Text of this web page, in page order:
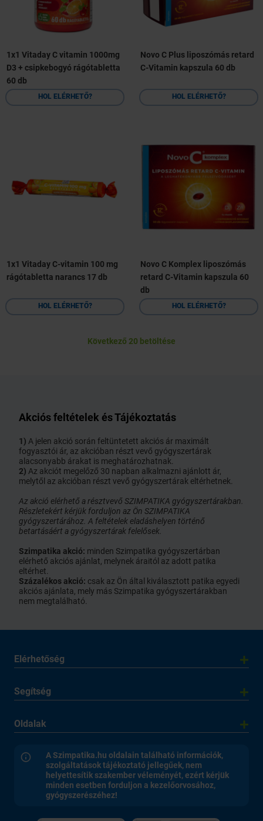
1x1 Vitaday C vitamin 1000mg
D3 + csipkebogyó rágótabletta
60 db
HOL ELÉRHETŐ?
Novo C Plus liposzómás retard
C-Vitamin kapszula 60 db
HOL ELÉRHETŐ?
1x1 Vitaday C-vitamin 100 mg
rágótabletta narancs 17 db
HOL ELÉRHETŐ?
Novo C Komplex liposzómás
retard C-Vitamin kapszula 60
db
HOL ELÉRHETŐ?
Következő 20 betöltése
Akciós feltételek és Tájékoztatás
1) A jelen akció során feltüntetett akciós ár maximált
fogyasztói ár, az akcióban részt vevő gyógyszertárak
alacsonyabb árakat is meghatározhatnak.
2) Az akciót megelőző 30 napban alkalmazni ajánlott ár,
melytől az akcióban részt vevő gyógyszertárak eltérhetnek.
Az akció elérhető a résztvevő SZIMPATIKA gyógyszertárakban.
Részletekért kérjük forduljon az Ön SZIMPATIKA
gyógyszertárához. A feltételek eladáshelyen történő
betartásáért a gyógyszertárak felelősek.
Szimpatika akció: minden Szimpatika gyógyszertárban
elérhető akciós ajánlat, melynek áraitól az adott patika
eltérhet.
Százalékos akció: csak az Ön által kiválasztott patika egyedi
akciós ajánlata, mely más Szimpatika gyógyszertárakban
nem megtalálható.
Elérhetőség
Segítség
Oldalak
A Szimpatika.hu oldalain található információk,
szolgáltatások tájékoztató jellegűek, nem
helyettesítik szakember véleményét, ezért kérjük
minden esetben forduljon a kezelőorvosához,
gyógyszerészéhez!